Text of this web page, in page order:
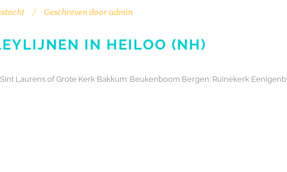
Geschreven dooradmin
IN HEILOO (NH)
Laurens of Grote Kerk Bakkum: Beukenboom Bergen: Ruïnekerk